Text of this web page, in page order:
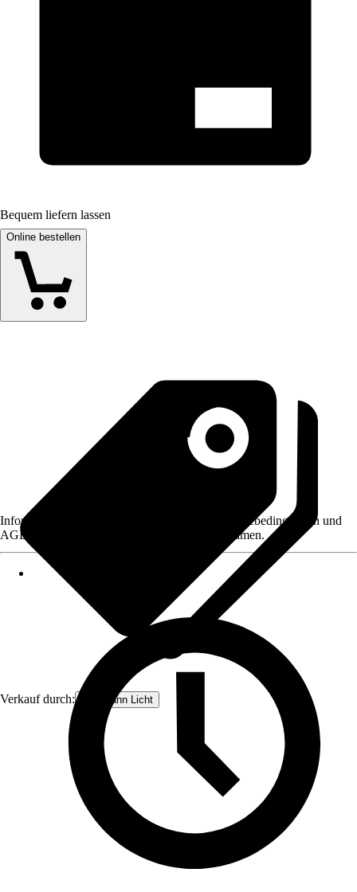
Bequem liefern lassen
Online bestellen
Verkauf durch: Paulmann Licht
Informationen des Verkäufers, wie z. B. Rückgabebedingungen und
AGB, finden Sie bei Klick auf den Verkäufernamen.